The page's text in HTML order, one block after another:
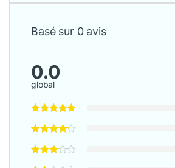
Basé sur 0 avis
0.0
global